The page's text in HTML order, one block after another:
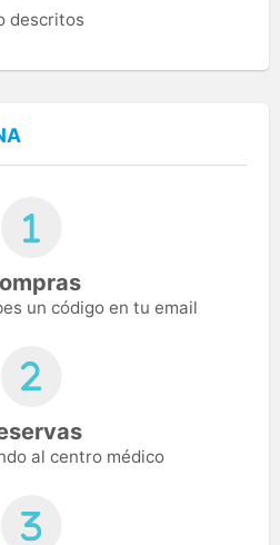
descritos
un código en tu email
al centro médico